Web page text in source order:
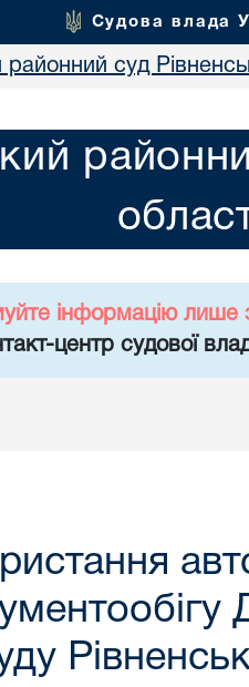
Судова влада
суд
інформацію лише
центр судової